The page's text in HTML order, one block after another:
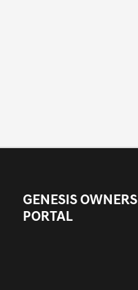
GENESIS OWNERS
PORTAL